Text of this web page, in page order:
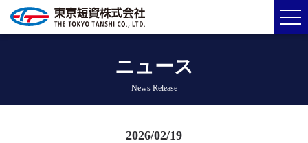
ニュース
News Release
2026/02/19